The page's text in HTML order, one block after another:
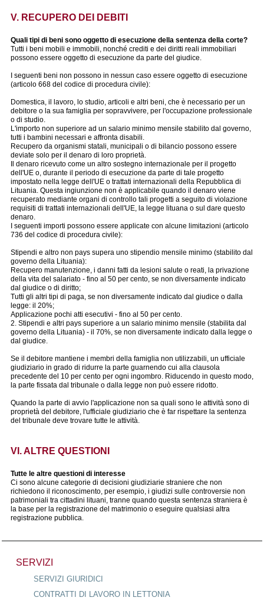
V. RECUPERO DEI DEBITI
Quali tipi di beni sono oggetto di esecuzione della sentenza della corte?
Tutti i beni mobili e immobili, nonché crediti e dei diritti reali immobiliari
possono essere oggetto di esecuzione da parte del giudice.
I seguenti beni non possono in nessun caso essere oggetto di esecuzione
(articolo 668 del codice di procedura civile):
Domestica, il lavoro, lo studio, articoli e altri beni, che è necessario per un
debitore o la sua famiglia per sopravvivere, per l'occupazione professionale
o di studio.
L'importo non superiore ad un salario minimo mensile stabilito dal governo,
tutti i bambini necessari e affronta disabili.
Recupero da organismi statali, municipali o di bilancio possono essere
deviate solo per il denaro di loro proprietà.
Il denaro ricevuto come un altro sostegno internazionale per il progetto
dell'UE o, durante il periodo di esecuzione da parte di tale progetto
impostato nella legge dell'UE o trattati internazionali della Repubblica di
Lituania. Questa ingiunzione non è applicabile quando il denaro viene
recuperato mediante organi di controllo tali progetti a seguito di violazione
requisiti di trattati internazionali dell'UE, la legge lituana o sul dare questo
denaro.
I seguenti importi possono essere applicate con alcune limitazioni (articolo
736 del codice di procedura civile):
Stipendi e altro non pays supera uno stipendio mensile minimo (stabilito dal
governo della Lituania):
Recupero manutenzione, i danni fatti da lesioni salute o reati, la privazione
della vita del salariato - fino al 50 per cento, se non diversamente indicato
dal giudice o di diritto;
Tutti gli altri tipi di paga, se non diversamente indicato dal giudice o dalla
legge: il 20%;
Applicazione pochi atti esecutivi - fino al 50 per cento.
2. Stipendi e altri pays superiore a un salario minimo mensile (stabilita dal
governo della Lituania) - il 70%, se non diversamente indicato dalla legge o
dal giudice.
Se il debitore mantiene i membri della famiglia non utilizzabili, un ufficiale
giudiziario in grado di ridurre la parte guarnendo cui alla clausola
precedente del 10 per cento per ogni ingombro. Riducendo in questo modo,
la parte fissata dal tribunale o dalla legge non può essere ridotto.
Quando la parte di avvio l'applicazione non sa quali sono le attività sono di
proprietà del debitore, l'ufficiale giudiziario che è far rispettare la sentenza
del tribunale deve trovare tutte le attività.
VI. ALTRE QUESTIONI
Tutte le altre questioni di interesse
Ci sono alcune categorie di decisioni giudiziarie straniere che non
richiedono il riconoscimento, per esempio, i giudizi sulle controversie non
patrimoniali tra cittadini lituani, tranne quando questa sentenza straniera è
la base per la registrazione del matrimonio o eseguire qualsiasi altra
registrazione pubblica.
SERVIZI
SERVIZI GIURIDICI
CONTRATTI DI LAVORO IN LETTONIA